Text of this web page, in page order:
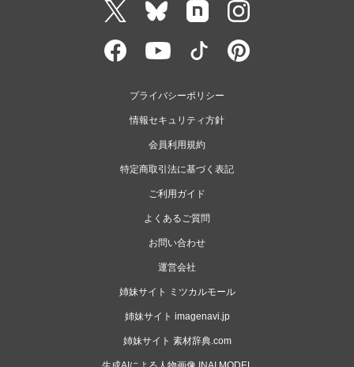
プライバシーポリシー
情報セキュリティ方針
会員利用規約
特定商取引法に基づく表記
ご利用ガイド
よくあるご質問
お問い合わせ
運営会社
姉妹サイト ミツカルモール
姉妹サイト imagenavi.jp
姉妹サイト 素材辞典.com